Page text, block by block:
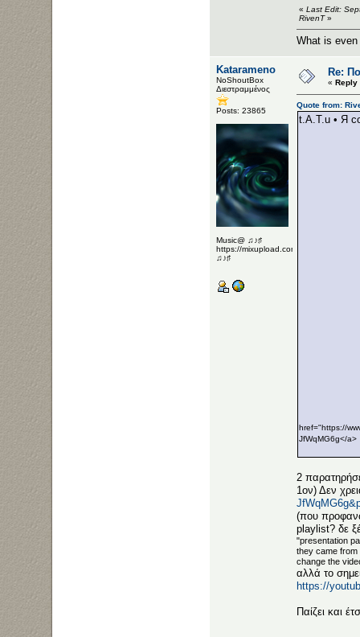
« Last Edit:
RivenT»
What is even
Katarameno
NoShoutBox
Διεστραμμένος
Posts: 23865
Music@ ♫♪♯
https://mixupload.com/u/Katarameno/
♫♪♯
Re:
« Reply
Quote from:
t.A.T.u • Я
href="https://
JfWqMG6g</a>
2
1ον) Δεν
(που
playlist? δε
"presentation
they came from
change the
αλλά το
https://
Παίζει και